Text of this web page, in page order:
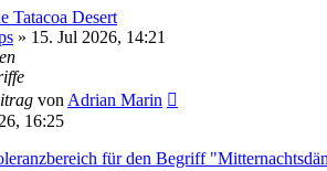
Tatacoa Desert
» 15. Jul 2026, 14:21
von Adrian Marin
16:25
für den Begriff